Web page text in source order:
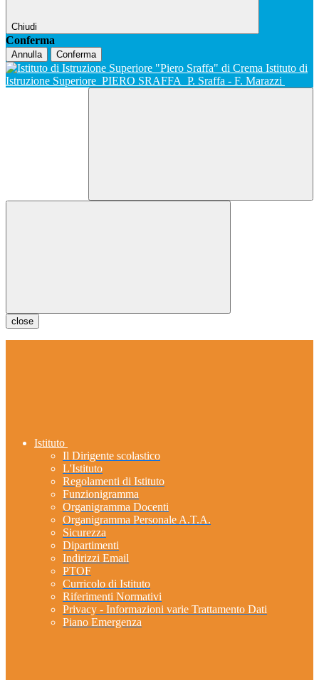
Chiudi
Conferma
Annulla Conferma
Istituto di
Istruzione Superiore PIERO SRAFFA P. Sraffa - F. Marazzi
close
Istituto
Il Dirigente scolastico
L'Istituto
Regolamenti di Istituto
Funzionigramma
Organigramma Docenti
Organigramma Personale A.T.A.
Sicurezza
Dipartimenti
Indirizzi Email
PTOF
Curricolo di Istituto
Riferimenti Normativi
Privacy - Informazioni varie Trattamento Dati
Piano Emergenza